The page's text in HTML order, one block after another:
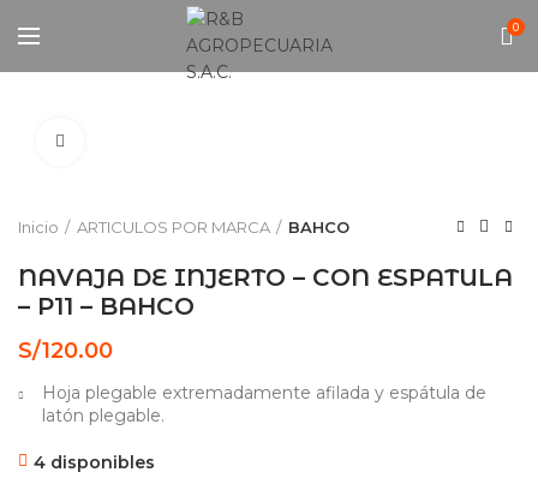
0
Inicio ARTICULOS POR MARCA BAHCO
NAVAJA DE INJERTO – CON ESPATULA
– P11 – BAHCO
S/120.00
Hoja plegable extremadamente afilada y espátula de
latón plegable.
4 disponibles